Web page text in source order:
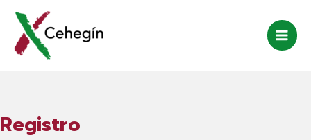
contenido
Registro